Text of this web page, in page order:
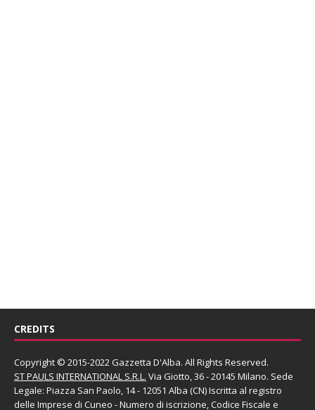
CREDITS
Copyright © 2015-2022 Gazzetta D'Alba. All Rights Reserved.
ST PAULS INTERNATIONAL S.R.L. Via Giotto, 36 - 20145 Milano. Sede
Legale: Piazza San Paolo, 14 - 12051 Alba (CN) Iscritta al registro
delle Imprese di Cuneo - Numero di iscrizione, Codice Fiscale e